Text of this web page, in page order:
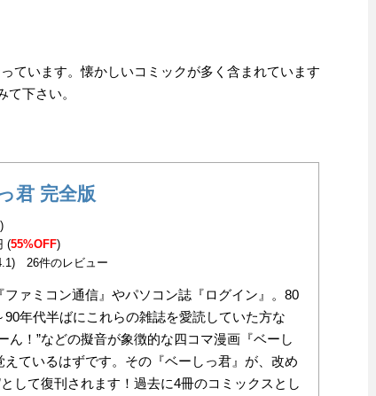
ています。懐かしいコミックが多く含まれています
下さい。
君 完全版
(55%OFF)
26件のレビュー
ファミコン通信』やパソコン誌『ログイン』。80
90年代半ばにこれらの雑誌を愛読していた方な
ん！”などの擬音が象徴的な四コマ漫画『ベーし
えているはずです。その『ベーしっ君』が、改め
として復刊されます！過去に4冊のコミックスとし